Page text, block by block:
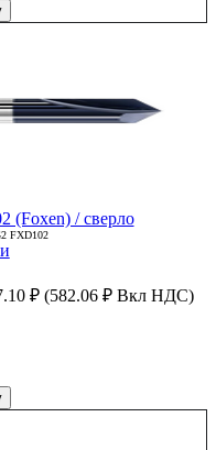
(Foxen) / сверло
FXD102
₽ (582.06 ₽ Вкл НДС)